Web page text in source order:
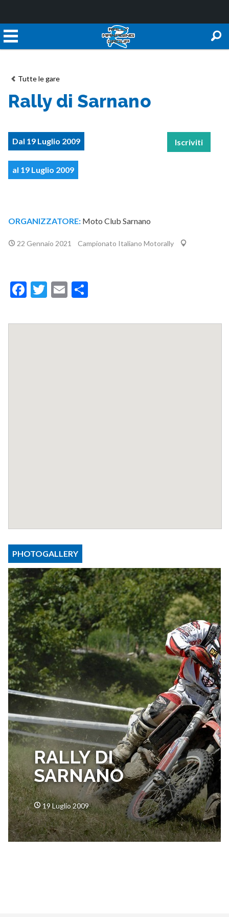
Tutte le gare
Rally di Sarnano
Iscriviti
Dal 19 Luglio 2009
al 19 Luglio 2009
ORGANIZZATORE: Moto Club Sarnano
22 Gennaio 2021 Campionato Italiano Motorally
Facebook
Twitter
Email
PHOTOGALLERY
RALLY DI
SARNANO
19 Luglio 2009